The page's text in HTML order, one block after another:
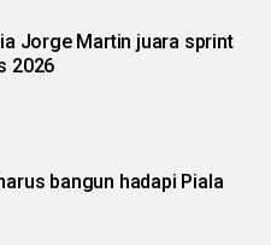
Jorge Martin juara sprint
2026
bangun hadapi Piala